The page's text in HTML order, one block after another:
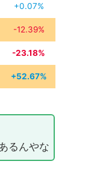
+0.07%
-12.39%
-23.18%
+52.67%
るんやな